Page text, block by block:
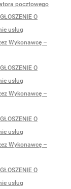
pocztowego
O
usług
Wykonawcę –
O
usług
Wykonawcę –
O
usług
Wykonawcę –
O
usług